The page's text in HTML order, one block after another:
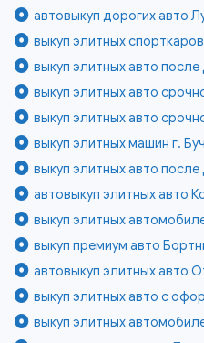
автовыкуп дорогих авто
выкуп элитных спорткаров
выкуп элитных авто после
выкуп элитных авто
выкуп элитных авто
выкуп элитных машин г.
выкуп элитных авто
автовыкуп элитных авто
выкуп элитных
выкуп премиум авто
автовыкуп элитных авто
выкуп элитных авто с
выкуп элитных